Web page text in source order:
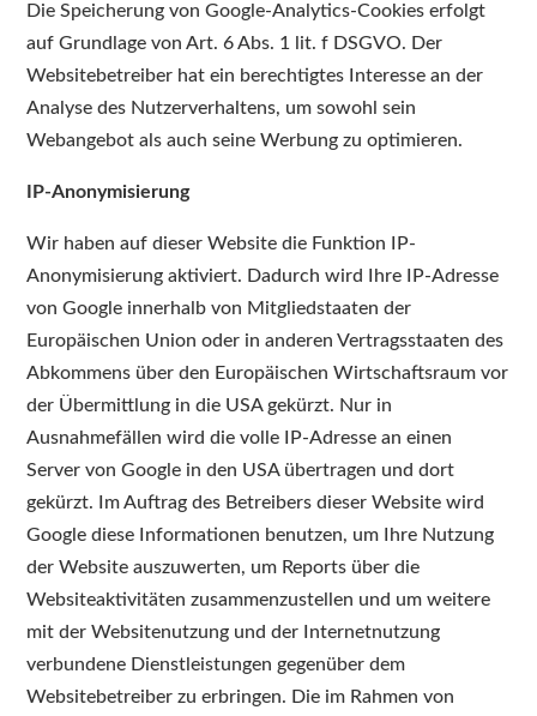
Die Speicherung von Google-Analytics-Cookies erfolgt
auf Grundlage von Art. 6 Abs. 1 lit. f DSGVO. Der
Websitebetreiber hat ein berechtigtes Interesse an der
Analyse des Nutzerverhaltens, um sowohl sein
Webangebot als auch seine Werbung zu optimieren.
IP-Anonymisierung
Wir haben auf dieser Website die Funktion IP-
Anonymisierung aktiviert. Dadurch wird Ihre IP-Adresse
von Google innerhalb von Mitgliedstaaten der
Europäischen Union oder in anderen Vertragsstaaten des
Abkommens über den Europäischen Wirtschaftsraum vor
der Übermittlung in die USA gekürzt. Nur in
Ausnahmefällen wird die volle IP-Adresse an einen
Server von Google in den USA übertragen und dort
gekürzt. Im Auftrag des Betreibers dieser Website wird
Google diese Informationen benutzen, um Ihre Nutzung
der Website auszuwerten, um Reports über die
Websiteaktivitäten zusammenzustellen und um weitere
mit der Websitenutzung und der Internetnutzung
verbundene Dienstleistungen gegenüber dem
Websitebetreiber zu erbringen. Die im Rahmen von